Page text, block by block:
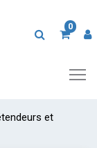
0
et